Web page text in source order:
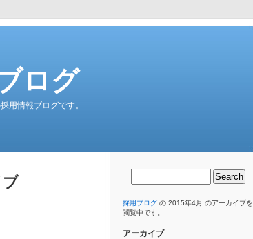
ログ
用情報ブログです。
採用ブログ の 2015年4月 のアーカイブを
閲覧中です。
アーカイブ